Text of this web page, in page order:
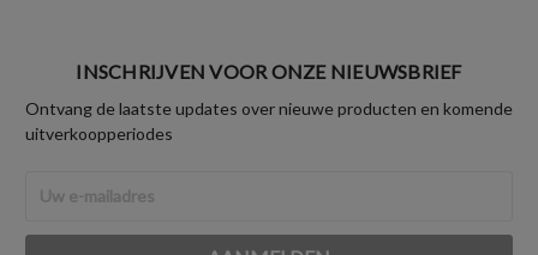
INSCHRIJVEN VOOR ONZE NIEUWSBRIEF
Ontvang de laatste updates over nieuwe producten en komende
uitverkoopperiodes
mailadres